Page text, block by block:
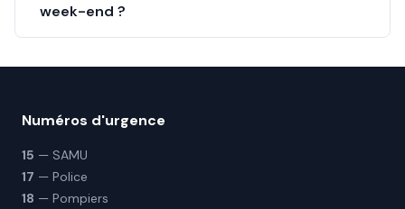
week-end ?
Numéros d'urgence
15 — SAMU
17 — Police
18 — Pompiers